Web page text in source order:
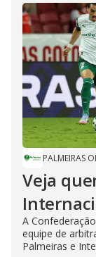
PALMEIRAS
Veja
A
equipe de
Palmeiras e